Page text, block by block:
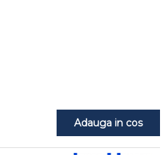
Adauga in cos